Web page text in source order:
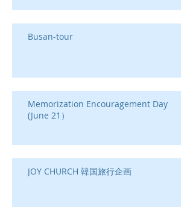
Busan-tour
Memorization Encouragement Day
(June 21）
JOY CHURCH 韓国旅行企画